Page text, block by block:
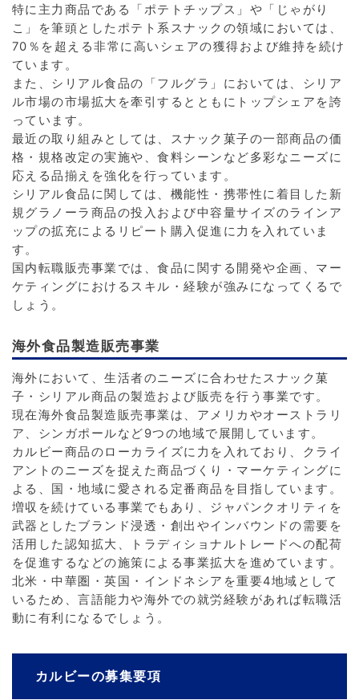
特に主力商品である「ポテトチップス」や「じゃがり
こ」を筆頭としたポテト系スナックの領域においては、
70％を超える非常に高いシェアの獲得および維持を続け
ています。
また、シリアル食品の「フルグラ」においては、シリア
ル市場の市場拡大を牽引するとともにトップシェアを誇
っています。
最近の取り組みとしては、スナック菓子の一部商品の価
格・規格改定の実施や、食料シーンなど多彩なニーズに
応える品揃えを強化を行っています。
シリアル食品に関しては、機能性・携帯性に着目した新
規グラノーラ商品の投入および中容量サイズのラインア
ップの拡充によるリピート購入促進に力を入れていま
す。
国内転職販売事業では、食品に関する開発や企画、マー
ケティングにおけるスキル・経験が強みになってくるで
しょう。
海外食品製造販売事業
海外において、生活者のニーズに合わせたスナック菓
子・シリアル商品の製造および販売を行う事業です。
現在海外食品製造販売事業は、アメリカやオーストラリ
ア、シンガポールなど9つの地域で展開しています。
カルビー商品のローカライズに力を入れており、クライ
アントのニーズを捉えた商品づくり・マーケティングに
よる、国・地域に愛される定番商品を目指しています。
増収を続けている事業でもあり、ジャパンクオリティを
武器としたブランド浸透・創出やインバウンドの需要を
活用した認知拡大、トラディショナルトレードへの配荷
を促進するなどの施策による事業拡大を進めています。
北米・中華圏・英国・インドネシアを重要4地域として
いるため、言語能力や海外での就労経験があれば転職活
動に有利になるでしょう。
カルビーの募集要項